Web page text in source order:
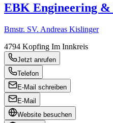
EBK Engineering &
Bmstr. SV. Andreas Kislinger
4794 Kopfing Im Innkreis
Jetzt anrufen
Telefon
E-Mail schreiben
E-Mail
Website besuchen